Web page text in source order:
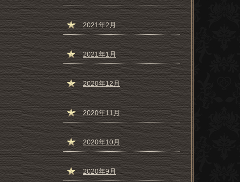
2021年2月
2021年1月
2020年12月
2020年11月
2020年10月
2020年9月